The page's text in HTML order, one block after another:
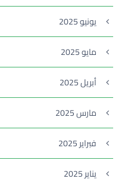
يونيو 2025
مايو 2025
أبريل 2025
مارس 2025
فبراير 2025
يناير 2025